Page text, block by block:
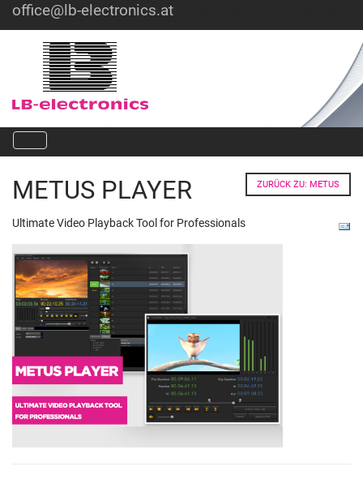
office@lb-electronics.at
ZURÜCK ZU: METUS
METUS PLAYER
Ultimate Video Playback Tool for Professionals